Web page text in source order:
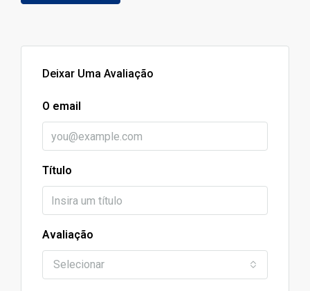
Deixar Uma Avaliação
O email
Título
Avaliação
Selecionar